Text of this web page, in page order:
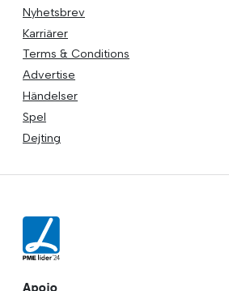
Nyhetsbrev
Karriärer
Terms & Conditions
Advertise
Händelser
Spel
Dejting
Apoio